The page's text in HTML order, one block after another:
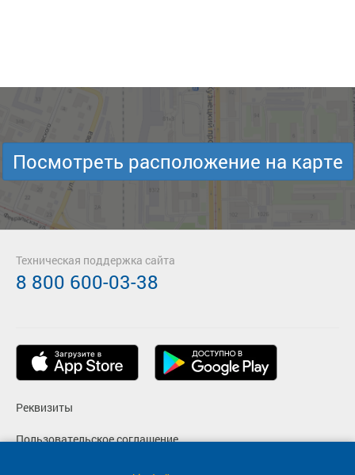
Посмотреть расположение на карте
Реквизиты
Пользовательское соглашение
Политика конфиденциальности
Техническая поддержка сайта
8 800 600-03-38